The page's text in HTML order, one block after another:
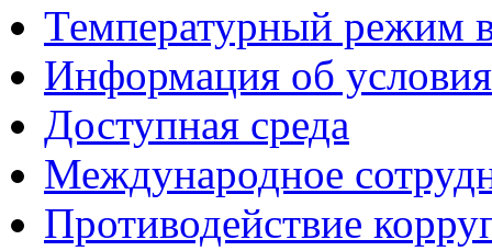
Температурный режим
Информация об
Доступная среда
Международное
Противодействие